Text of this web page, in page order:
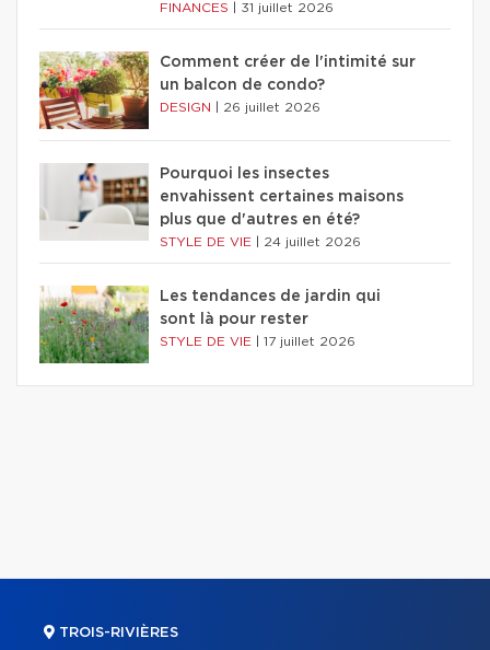
FINANCES 31 juillet 2026
Comment créer de l'intimité sur
un balcon de condo?
DESIGN 26 juillet 2026
Pourquoi les insectes
envahissent certaines maisons
plus que d'autres en été?
STYLE DE VIE 24 juillet 2026
Les tendances de jardin qui
sont là pour rester
STYLE DE VIE 17 juillet 2026
TROIS-RIVIÈRES